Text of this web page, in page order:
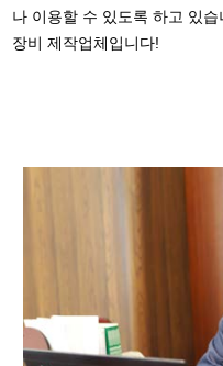
나 이용할 수 있도록 하고 있
장비 제작업체입니다!